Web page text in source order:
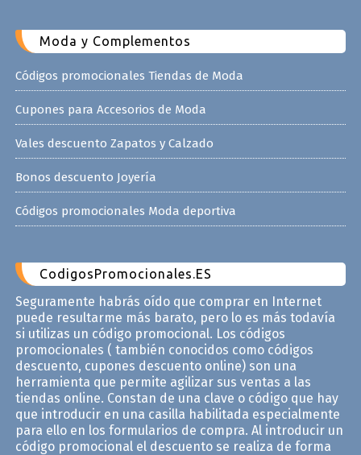
Moda y Complementos
Códigos promocionales Tiendas de Moda
Cupones para Accesorios de Moda
Vales descuento Zapatos y Calzado
Bonos descuento Joyería
Códigos promocionales Moda deportiva
CodigosPromocionales.ES
Seguramente habrás oído que comprar en Internet
puede resultarme más barato, pero lo es más todavía
si utilizas un código promocional. Los códigos
promocionales ( también conocidos como códigos
descuento, cupones descuento online) son una
herramienta que permite agilizar sus ventas a las
tiendas online. Constan de una clave o código que hay
que introducir en una casilla habilitada especialmente
para ello en los formularios de compra. Al introducir un
código promocional el descuento se realiza de forma